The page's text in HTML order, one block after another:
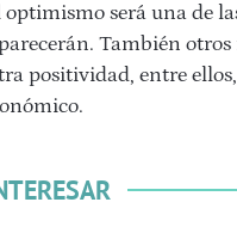
optimismo será una de
También otros
positividad, entre